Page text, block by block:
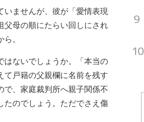
ませんが、彼が「愛情表現
父母の順にたらい回しにされ
。
ないでしょうか。「本当の
て戸籍の父親欄に名前を残す
で、家庭裁判所へ親子関係不
たのでしょう。ただでさえ傷